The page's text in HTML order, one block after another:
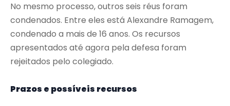
No mesmo processo, outros seis réus foram
condenados. Entre eles está Alexandre Ramagem,
condenado a mais de 16 anos. Os recursos
apresentados até agora pela defesa foram
rejeitados pelo colegiado.
Prazos e possíveis recursos